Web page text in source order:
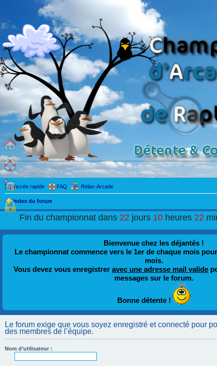
Accès rapide FAQ Relax-Arcade
Index du forum
Fin du championnat dans22 jours10 heures22
Bienvenue chez les déjantés !
Le championnat commence vers le 1er de chaque mois
mois.
Vous devez vous enregistrer avec une adresse mail valide
messages sur le forum.
Bonne détente !
Le forum exige que vous soyez enregistré et connecté pour
des membres de l’équipe.
Nom d’utilisateur :